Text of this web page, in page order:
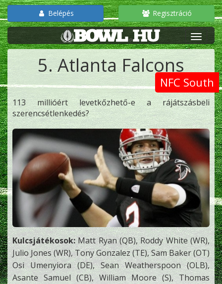
Belépés Regisztráció
5. Atlanta Falcons
NFC South
113 millióért levetkőzhető-e a rájátszásbeli
szerencsétlenkedés?
Kulcsjátékosok:Matt Ryan (QB), Roddy White (WR),
Julio Jones (WR), Tony Gonzalez (TE), Sam Baker (OT)
Osi Umenyiora (DE), Sean Weatherspoon (OLB),
Asante Samuel (CB), William Moore (S), Thomas